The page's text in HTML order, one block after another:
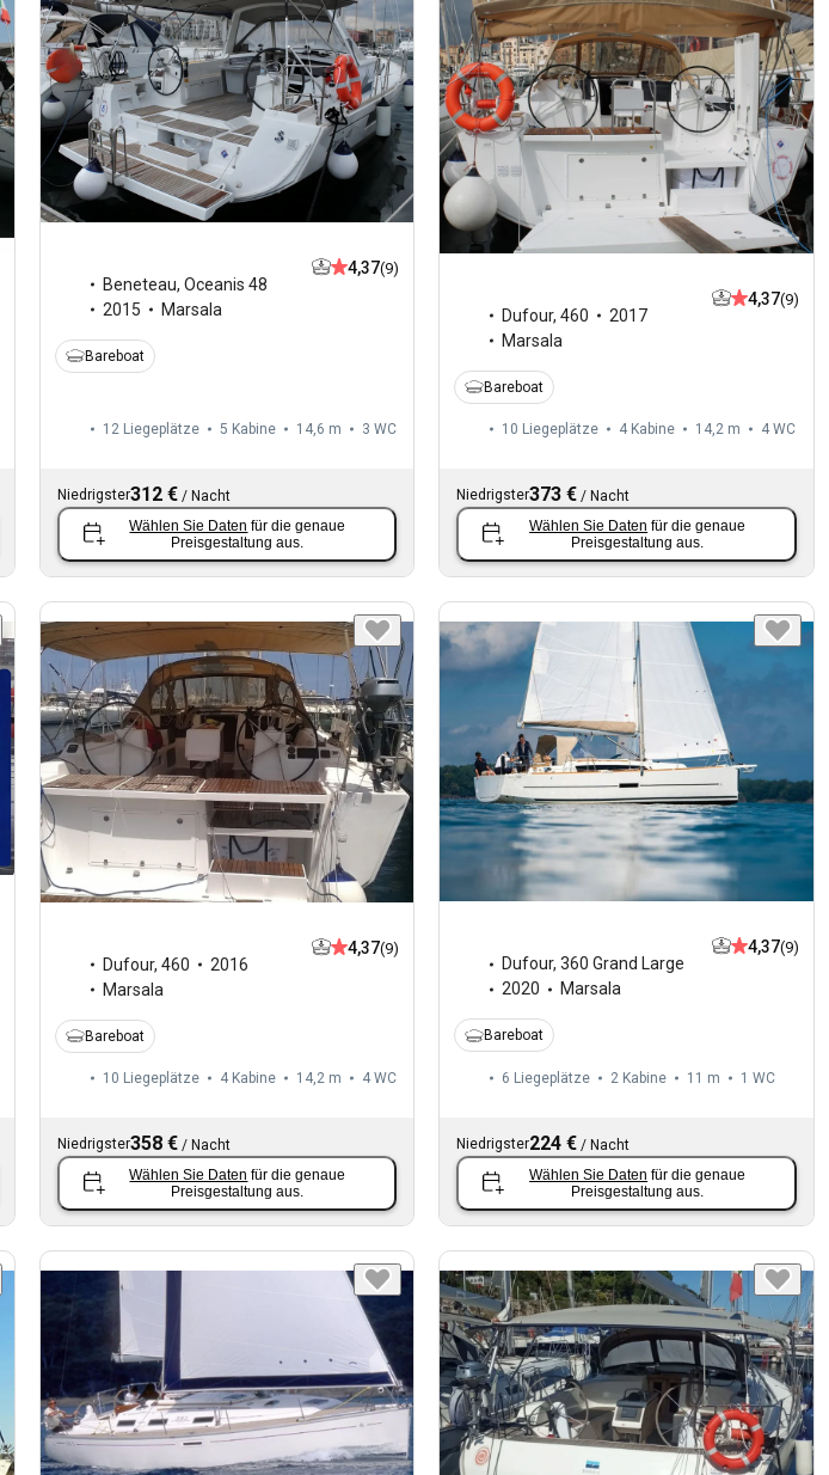
Beneteau, Oceanis 48
2015
Marsala
4,37(9)
Bareboat
12 Liegeplätze 5 Kabine 14,6 m 3 WC
Niedrigster312 €/ Nacht
Wählen Sie Daten für die genaue
Preisgestaltung aus.
Dufour,460
2017
Marsala
4,37(9)
Bareboat
10 Liegeplätze 4 Kabine 14,2 m 4 WC
Niedrigster373 € /Nacht
Wählen Sie Daten für die genaue
Preisgestaltung aus.
Dufour, 460
2016
Marsala
4,37(9)
Bareboat
10 Liegeplätze 4 Kabine 14,2 m 4 WC
Niedrigster358 €/ Nacht
Wählen Sie Daten für die genaue
Preisgestaltung aus.
Dufour,360 Grand Large
2020
Marsala
4,37(9)
Bareboat
6 Liegeplätze 2 Kabine 11 m 1 WC
Niedrigster224 € /Nacht
Wählen Sie Daten für die genaue
Preisgestaltung aus.